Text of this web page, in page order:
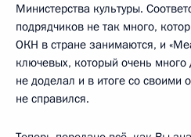
Министерства культуры.
подрядчиков не так много,
ОКН в стране занимаются, и
ключевых, который очень много
не доделал и в итоге со своими
не справился.